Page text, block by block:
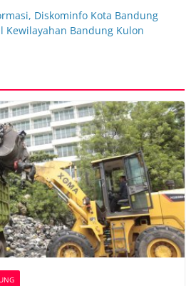
Diskominfo Kota Bandung
Kewilayahan Bandung Kulon